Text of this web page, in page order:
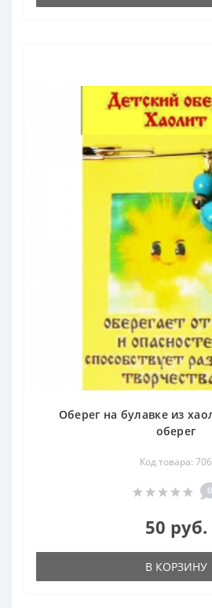
Оберег на булавке из
оберег
Код товара: 706
0
50 руб.
В КОРЗИНУ